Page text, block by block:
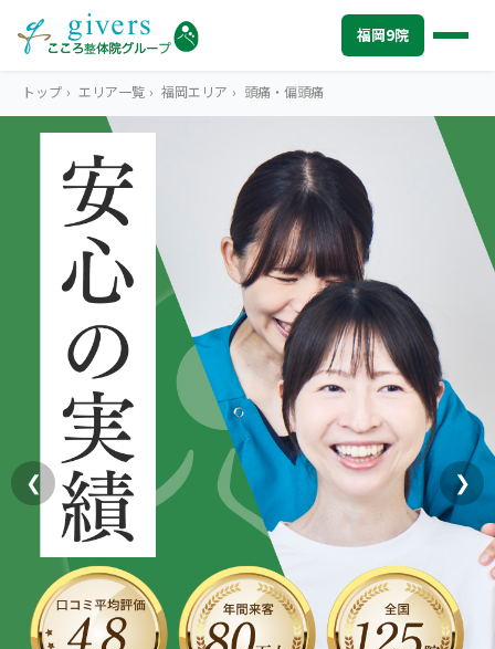
福岡9院
FUKUOKA 福岡エリアトップ
STORES 福岡9院から探す
福岡市中心部（博多・天神・大名・薬院）
こころ整骨院 天神院
こころ整骨院 赤坂大名院
世界のこころ整骨院 薬院駅ビル院
福岡市西部（西新・姪浜）
こころ整骨院 福岡西新院
こころ整体院 姪浜院
SYMPTOMS 症状から探す
肩こり・首こり
頭痛・偏頭痛
膝痛
ぎっくり腰
股関節痛
五十肩
福岡エリアの情報
初めての方へ
料金
アクセス・営業時間
よくある質問
ご予約・お問い合わせ
TRUST 信頼の根拠
お客様の声
スタッフ紹介
メディア掲載
医師・専門家の推薦
ABOUT US こころ整体院について
giversメソッドGIFT
研究・論文
ブランド全体トップ（全国125院）
福岡9院から予約する
FUKUOKA AREA
トップ › エリア一覧 › 福岡エリア › 頭痛・偏頭痛
❮ ❯